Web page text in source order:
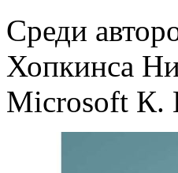
Среди
Хопкинса
Microsoft К.